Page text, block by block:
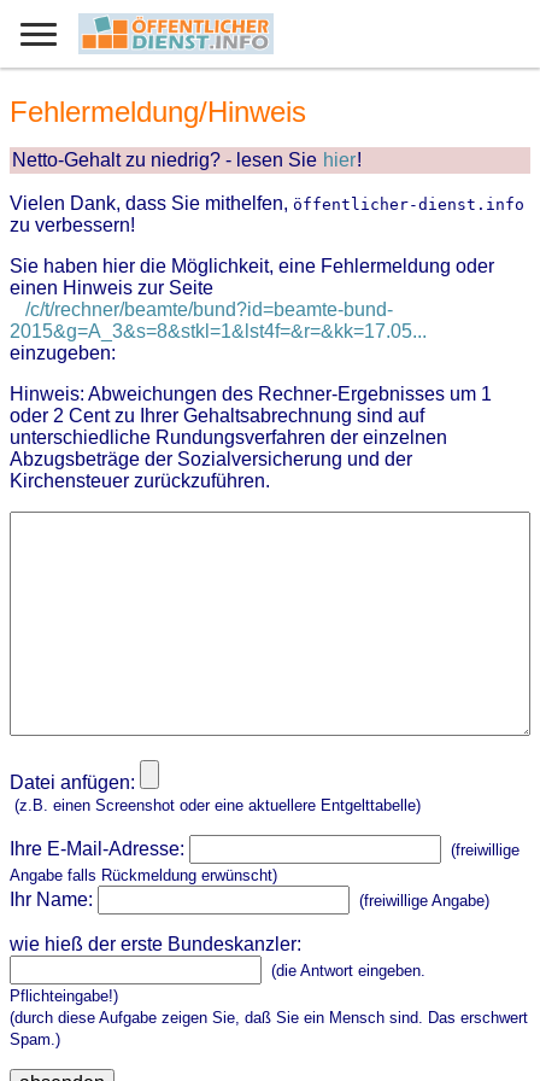
Fehlermeldung/Hinweis
Netto-Gehalt zu niedrig? - lesen Sie hier!
Vielen Dank, dass Sie mithelfen, öffentlicher-dienst.info
zu verbessern!
Sie haben hier die Möglichkeit, eine Fehlermeldung oder
einen Hinweis zur Seite
/c/t/rechner/beamte/bund?id=beamte-bund-
2015&g=A_3&s=8&stkl=1&lst4f=&r=&kk=17.05...
einzugeben:
Hinweis: Abweichungen des Rechner-Ergebnisses um 1
oder 2 Cent zu Ihrer Gehaltsabrechnung sind auf
unterschiedliche Rundungsverfahren der einzelnen
Abzugsbeträge der Sozialversicherung und der
Kirchensteuer zurückzuführen.
Datei anfügen:
(z.B. einen Screenshot oder eine aktuellere Entgelttabelle)
Ihre E-Mail-Adresse:
(freiwillige
Angabe falls Rückmeldung erwünscht)
Ihr Name: (freiwillige Angabe)
wie hieß der erste Bundeskanzler:
(die Antwort eingeben.
Pflichteingabe!)
(durch diese Aufgabe zeigen Sie, daß Sie ein Mensch sind. Das erschwert
Spam.)